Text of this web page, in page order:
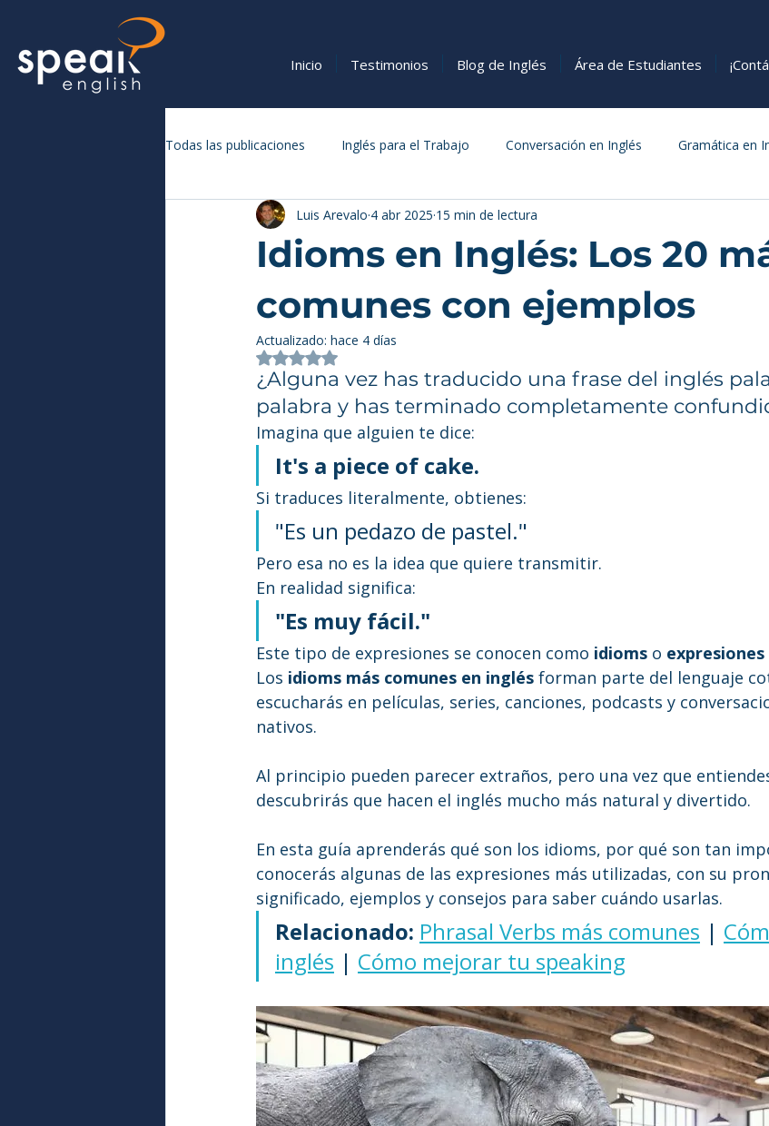
Inicio Testimonios Blog de Inglés Área de Estudiantes
Todas las publicaciones Inglés para el Trabajo Conversación en Inglés Gramática en
Vocabulario y Expresiones en Inglés Cómo Aprender Inglés
Idioms en Inglés: Los 20
comunes con ejemplos
Luis Arevalo 4 abr 2025 15 min de lectura
Actualizado: hace 4 días
Obtuvo NaN de 5 estrellas.
¿Alguna vez has traducido una frase del inglés
palabra y has terminado completamente
Imagina que alguien te dice:
It's a piece of cake.
Si traduces literalmente, obtienes:
"Es un pedazo de pastel."
Pero esa no es la idea que quiere transmitir.
En realidad significa:
"Es muy fácil."
Este tipo de expresiones se conocen como idioms o
Los idioms más comunes en inglés forman parte del lenguaje
escucharás en películas, series, canciones, podcasts y
nativos.
Al principio pueden parecer extraños, pero una vez que
descubrirás que hacen el inglés mucho más natural y divertido.
En esta guía aprenderás qué son los idioms, por qué son tan
conocerás algunas de las expresiones más utilizadas, con su
significado, ejemplos y consejos para saber cuándo usarlas.
Relacionado: Phrasal Verbs más comunes |
inglés | Cómo mejorar tu speaking